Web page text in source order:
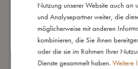
Meine besondere Merkmale:
- Maße Bettdeckenbezug: 70 x 80 cm
- Maße Kopfkissenbezug: 28 x 35 cm
- Hergestellt aus 100% Bio-Baumwolle.
- GOTS organic zertifiziert von CERES-
Nutzung unserer Website auch an
und Analysepartner weiter, die
möglicherweise mit anderen
kombinieren, die Sie ihnen
oder die sie im Rahmen Ihrer
Dienste gesammelt haben. Weitere